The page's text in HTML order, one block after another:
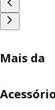
Mais da